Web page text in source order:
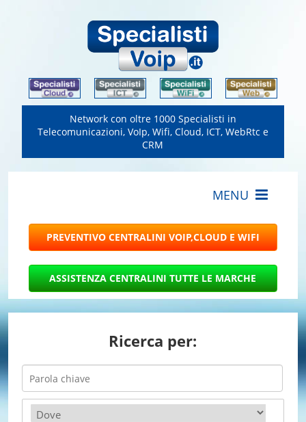
Network con oltre 1000 Specialisti in
Telecomunicazioni, VoIp, Wifi, Cloud, ICT, WebRtc e
CRM
Ricerca per: